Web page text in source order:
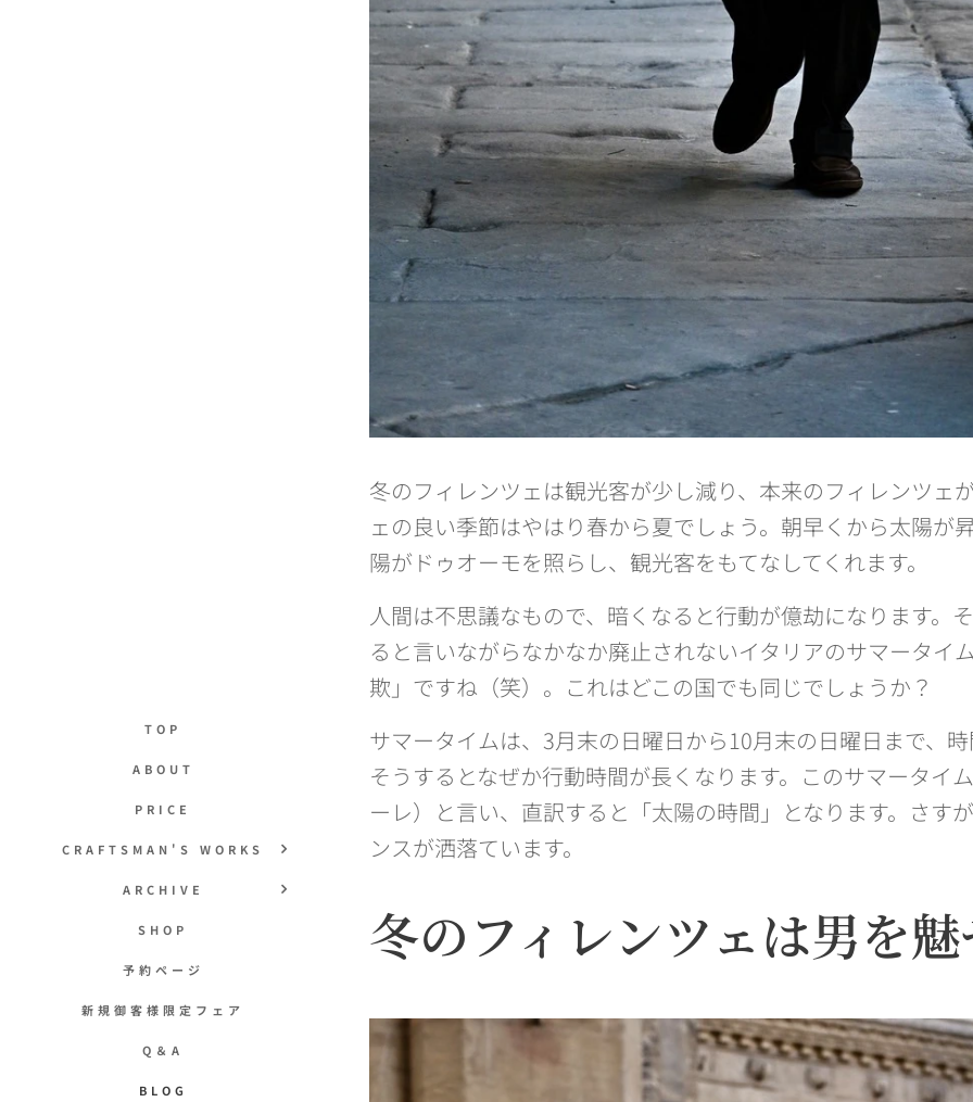
TOP
ABOUT
PRICE
CRAFTSMAN'S WORKS
ARCHIVE
SHOP
予約ページ
新規御客様限定フェア
Q＆A
BLOG
冬のフィレンツェは観光客が少し減り、本来のフィレンツェ
ェの良い季節はやはり春から夏でしょう。朝早くから太陽が
陽がドゥオーモを照らし、観光客をもてなしてくれます。
人間は不思議なもので、暗くなると行動が億劫になります。
ると言いながらなかなか廃止されないイタリアのサマータイ
欺」ですね（笑）。これはどこの国でも同じでしょうか？
サマータイムは、3月末の日曜日から10月末の日曜日まで、
そうするとなぜか行動時間が長くなります。このサマータイ
ーレ）と言い、直訳すると「太陽の時間」となります。さす
ンスが洒落ています。
冬のフィレンツェは男を